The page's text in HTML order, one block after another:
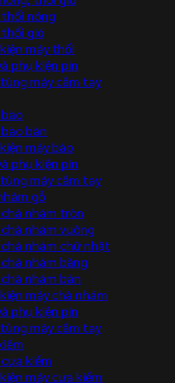
thổi nóng
thổi gió
máy thổi
phụ kiện pin
máy cầm tay
bàn
máy bào
phụ kiện pin
máy cầm tay
gỗ
chà nhám tròn
nhám vuông
chà nhám chữ nhật
nhám băng
nhám bàn
máy chà nhám
phụ kiện pin
máy cầm tay
kiếm
máy cưa kiếm